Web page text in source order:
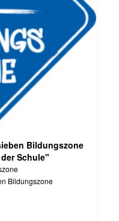
Bildungszone
Schule"
Bildungszone